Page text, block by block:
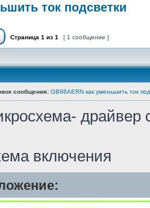
ток подсветки
Страница 1 из 1 [ 1 сообщение ]
сообщения: GB98AERN как уменьшить ток
драйвер
включения